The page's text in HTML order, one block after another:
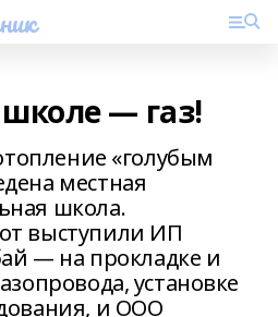
— газ!
«голубым
местная
школа.
выступили ИП
— на прокладке и
установке
и ООО